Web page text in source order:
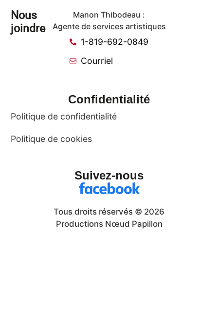
Nous
joindre
Manon Thibodeau :
Agente de services artistiques
1-819-692-0849
Courriel
Confidentialité
Politique de confidentialité
Politique de cookies
Suivez-nous
Tous droits réservés © 2026
Productions Nœud Papillon